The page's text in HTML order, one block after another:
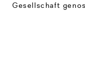
Gesellschaft